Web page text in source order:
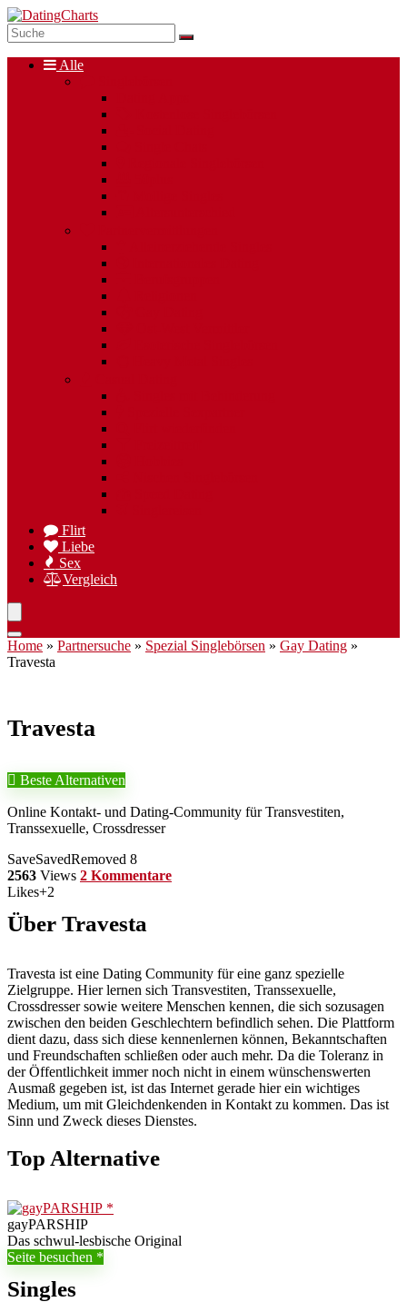
Alle
Flirt
Liebe
Sex
Vergleich
Home » Partnersuche » Spezial Singlebörsen » Gay Dating »
Travesta
Travesta
Beste Alternativen
Online Kontakt- und Dating-Community für Transvestiten,
Transsexuelle, Crossdresser
SaveSavedRemoved 8
2563 Views 2 Kommentare
Likes+2
Über Travesta
Travesta ist eine Dating Community für eine ganz spezielle
Zielgruppe. Hier lernen sich Transvestiten, Transsexuelle,
Crossdresser sowie weitere Menschen kennen, die sich sozusagen
zwischen den beiden Geschlechtern befindlich sehen. Die Plattform
dient dazu, dass sich diese kennenlernen können, Bekanntschaften
und Freundschaften schließen oder auch mehr. Da die Toleranz in
der Öffentlichkeit immer noch nicht in einem wünschenswerten
Ausmaß gegeben ist, ist das Internet gerade hier ein wichtiges
Medium, um mit Gleichdenkenden in Kontakt zu kommen. Das ist
Sinn und Zweck dieses Dienstes.
Top Alternative
gayPARSHIP
Das schwul-lesbische Original
Seite besuchen
Singles